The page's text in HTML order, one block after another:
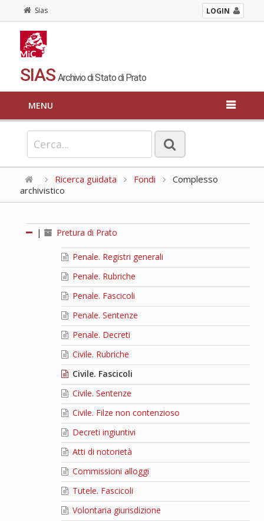
Sias LOGIN
SIAS Archivio di Stato di Prato
MENU
Ricerca guidata Fondi
Complesso
archivistico
| Pretura di Prato
Penale. Registri generali
Penale. Rubriche
Penale. Fascicoli
Penale. Sentenze
Penale. Decreti
Civile. Rubriche
Civile. Fascicoli
Civile. Sentenze
Civile. Filze non contenzioso
Decreti ingiuntivi
Atti di notorietà
Commissioni alloggi
Tutele. Fascicoli
Volontaria giurisdizione